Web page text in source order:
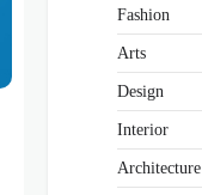
Fashion
Arts
Design
Interior
Architecture